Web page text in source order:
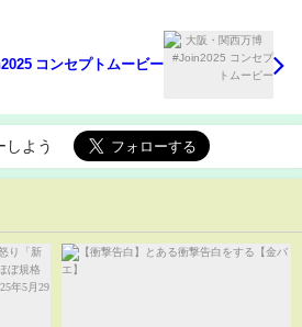
コンセプトムービー
しよう